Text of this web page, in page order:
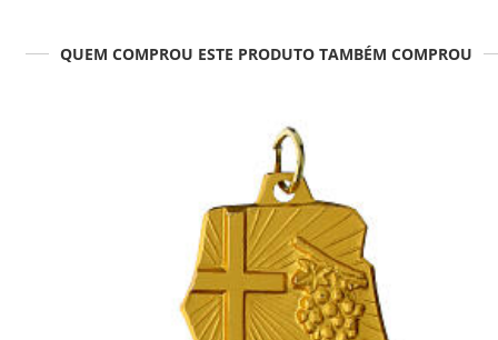
QUEM COMPROU ESTE PRODUTO TAMBÉM COMPROU